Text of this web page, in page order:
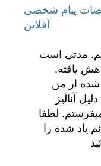
پیام شخصی
آفلاين
مدتی است
یافته.
از من
آنالیز
لطفا
یاد شده را